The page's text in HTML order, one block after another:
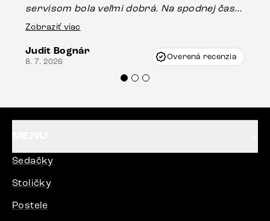
servisom bola veľmi dobrá. Na spodnej časti
stola bolo malé poškodenie, pravdepodobne
Vincze pri riešení mojej záležitosti pristúpili
veľmi korektne. Odporúčam produkty Delife
Zobraziť viac
Judit Bognár
8. 7. 2026 Overená recenzia
Sedačky
Stoličky
Postele